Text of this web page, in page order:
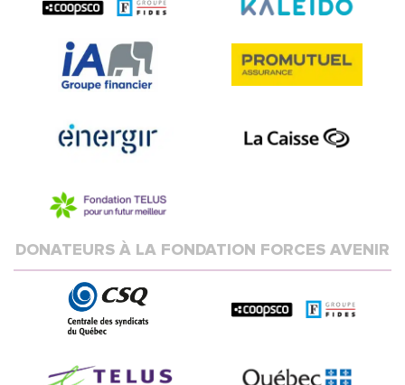
DONATEURS À LA FONDATION FORCES AVENIR